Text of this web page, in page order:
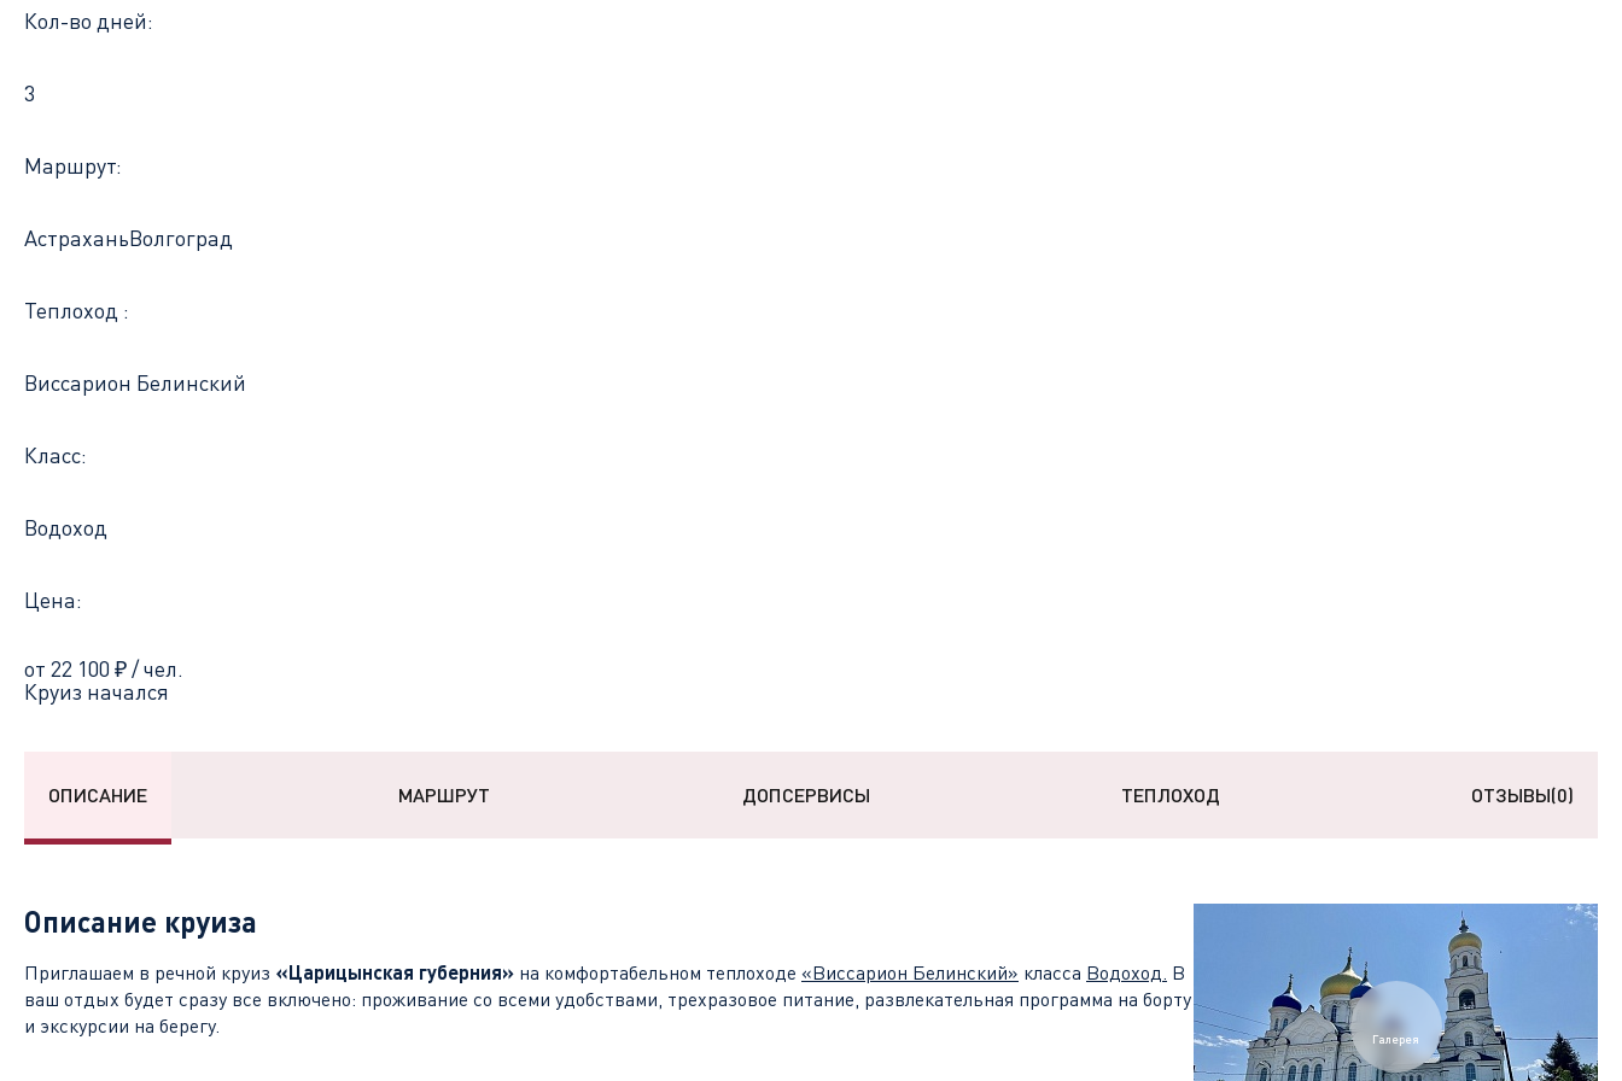
Кол-во дней:
3
Маршрут:
АстраханьВолгоград
Теплоход :
Виссарион Белинский
Класс:
Водоход
Цена:
от 22 100 ₽/ чел.
Круиз начался
ОПИСАНИЕ МАРШРУТ ДОПСЕРВИСЫ ТЕПЛОХОД ОТЗЫВЫ(0)
Описание круиза
Приглашаем в речной круиз «Царицынская губерния» на комфортабельном теплоходе «Виссарион Белинский» класса Водоход. В
ваш отдых будет сразу все включено: проживание со всеми удобствами, трехразовое питание, развлекательная программа на борту
и экскурсии на берегу.
Галерея